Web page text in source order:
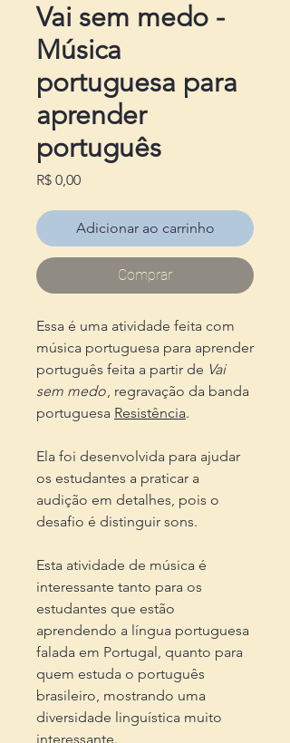
Vai sem medo -
Música
portuguesa para
aprender
português
R$ 0,00Preço
Adicionar ao carrinho
Comprar
Essa é uma atividade feita com
música portuguesa para aprender
português feita a partir de Vai
sem medo, regravação da banda
portuguesa Resistência.
Ela foi desenvolvida para ajudar
os estudantes a praticar a
audição em detalhes, pois o
desafio é distinguir sons.
Esta atividade de música é
interessante tanto para os
estudantes que estão
aprendendo a língua portuguesa
falada em Portugal, quanto para
quem estuda o português
brasileiro, mostrando uma
diversidade linguística muito
interessante.